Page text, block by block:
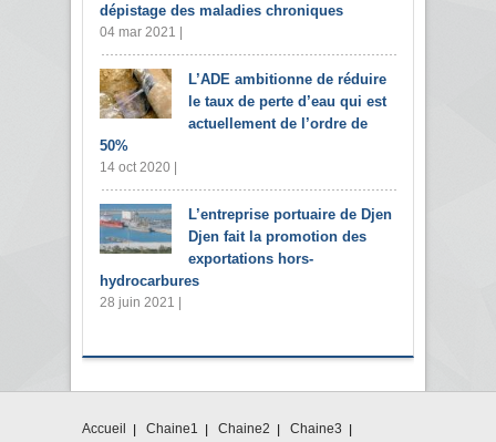
dépistage des maladies chroniques
04 mar 2021 |
L’ADE ambitionne de réduire
le taux de perte d’eau qui est
actuellement de l’ordre de
50%
14 oct 2020 |
L’entreprise portuaire de Djen
Djen fait la promotion des
exportations hors-
hydrocarbures
28 juin 2021 |
Accueil Chaine1 Chaine2 Chaine3